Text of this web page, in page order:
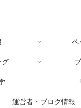
ペ
グ
運営者・ブログ情報